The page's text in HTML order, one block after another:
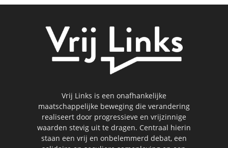
Vrij Links is een onafhankelijke
maatschappelijke beweging die verandering
realiseert door progressieve en vrijzinnige
waarden stevig uit te dragen. Centraal hierin
staan een vrij en onbelemmerd debat, een